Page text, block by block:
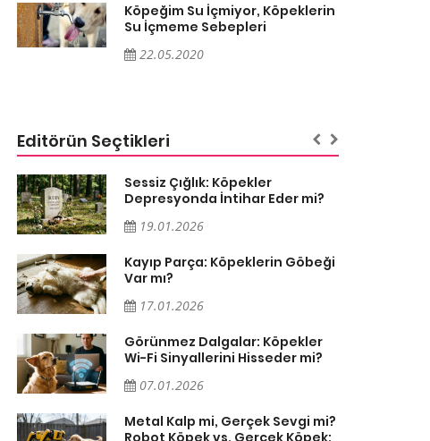
Köpeğim Su İçmiyor, Köpeklerin
Su İçmeme Sebepleri
22.05.2020
Editörün Seçtikleri
Sessiz Çığlık: Köpekler
Depresyonda İntihar Eder mi?
19.01.2026
Kayıp Parça: Köpeklerin Göbeği
Var mı?
17.01.2026
Görünmez Dalgalar: Köpekler
Wi-Fi Sinyallerini Hisseder mi?
07.01.2026
Metal Kalp mi, Gerçek Sevgi mi?
Robot Köpek vs. Gerçek Köpek: